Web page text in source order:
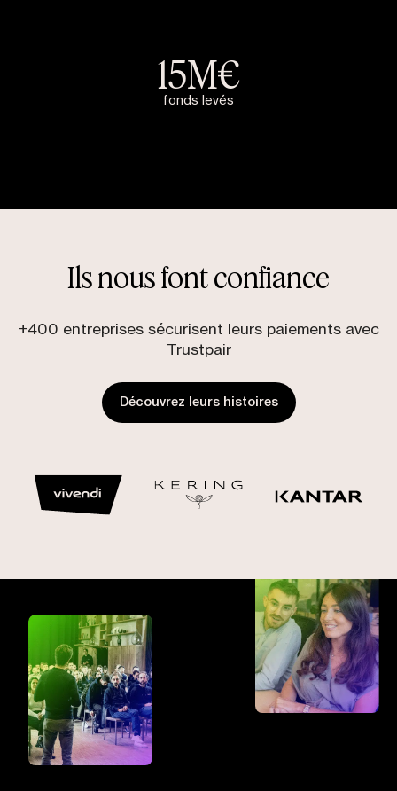
fonds levés
15M€
Ils nous font confiance
+400 entreprises sécurisent leurs paiements avec
Trustpair
Découvrez leurs histoires